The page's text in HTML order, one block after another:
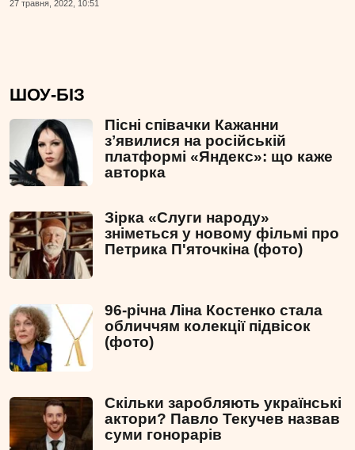
27 травня, 2022, 10:51
ШОУ-БІЗ
Пісні співачки Кажанни
зʼявилися на російській
платформі «Яндекс»: що каже
авторка
Зірка «Слуги народу»
зніметься у новому фільмі про
Петрика П'яточкіна (фото)
96-річна Ліна Костенко стала
обличчям колекції підвісок
(фото)
Скільки заробляють українські
актори? Павло Текучев назвав
суми гонорарів